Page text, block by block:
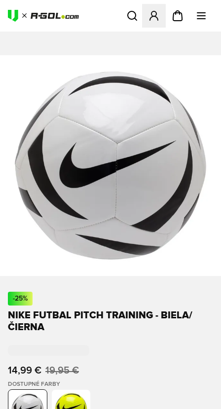
Otvorí modál na
-25%
NIKE FUTBAL PITCH TRAINING - BIELA/
ČIERNA
14,99 € 19,95 €
DOSTUPNÉ FARBY